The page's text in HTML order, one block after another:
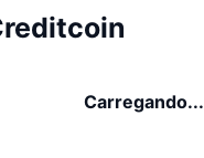
Carregando...